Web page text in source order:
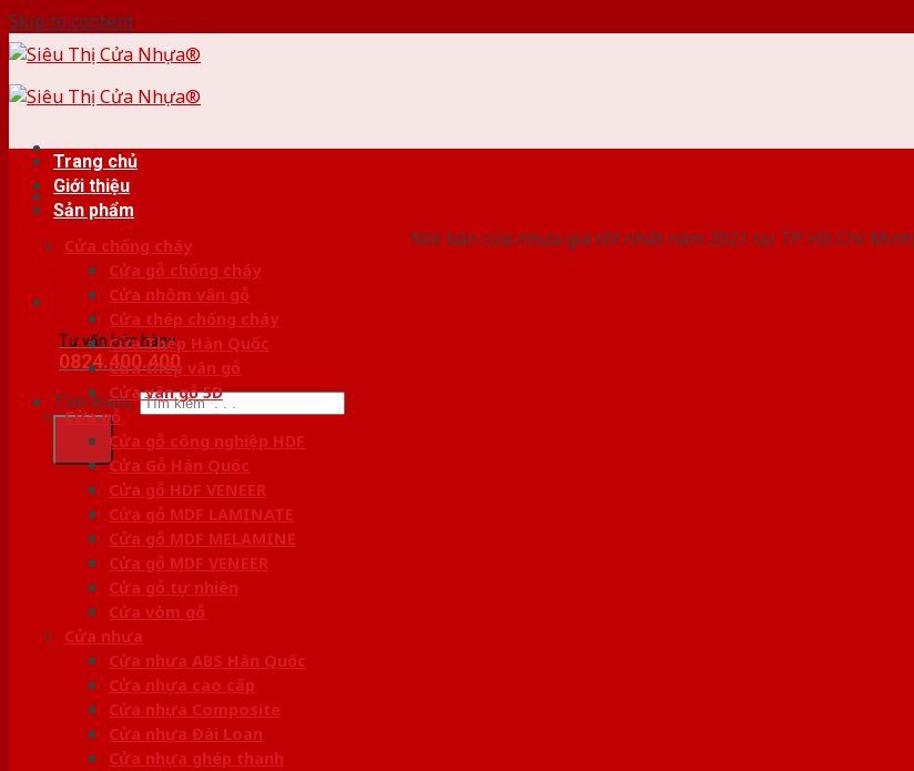
Skip to content
Nơi bán cửa nhựa giá tốt nhất năm 2021 tại TP. Hồ Chí Minh
Tư vấn bán hàng
0824.400.400
Tìm kiếm:
Trang chủ
Giới thiệu
Sản phẩm
Cửa chống cháy
Cửa gỗ chống cháy
Cửa nhôm vân gỗ
Cửa thép chống cháy
Cửa Thép Hàn Quốc
Cửa thép vân gỗ
Cửa vân gỗ 5D
Cửa gỗ
Cửa gỗ công nghiệp HDF
Cửa Gỗ Hàn Quốc
Cửa gỗ HDF VENEER
Cửa gỗ MDF LAMINATE
Cửa gỗ MDF MELAMINE
Cửa gỗ MDF VENEER
Cửa gỗ tự nhiên
Cửa vòm gỗ
Cửa nhựa
Cửa nhựa ABS Hàn Quốc
Cửa nhựa cao cấp
Cửa nhựa Composite
Cửa nhựa Đài Loan
Cửa nhựa ghép thanh